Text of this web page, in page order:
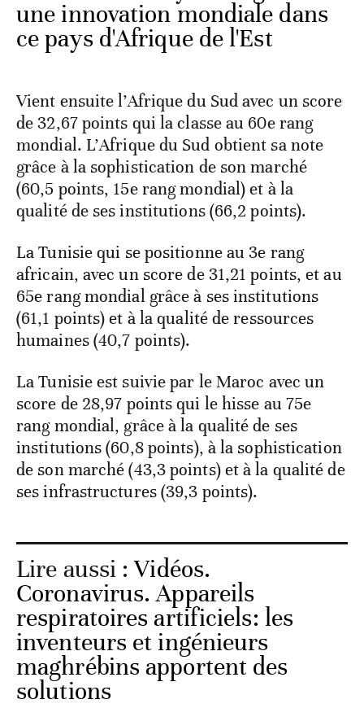
une innovation mondiale dans
ce pays d'Afrique de l'Est
Vient ensuite l’Afrique du Sud avec un score
de 32,67 points qui la classe au 60e rang
mondial. L’Afrique du Sud obtient sa note
grâce à la sophistication de son marché
(60,5 points, 15e rang mondial) et à la
qualité de ses institutions (66,2 points).
La Tunisie qui se positionne au 3e rang
africain, avec un score de 31,21 points, et au
65e rang mondial grâce à ses institutions
(61,1 points) et à la qualité de ressources
humaines (40,7 points).
La Tunisie est suivie par le Maroc avec un
score de 28,97 points qui le hisse au 75e
rang mondial, grâce à la qualité de ses
institutions (60,8 points), à la sophistication
de son marché (43,3 points) et à la qualité de
ses infrastructures (39,3 points).
Lire aussi :Vidéos.
Coronavirus. Appareils
respiratoires artificiels: les
inventeurs et ingénieurs
maghrébins apportent des
solutions